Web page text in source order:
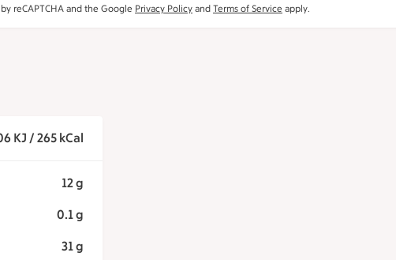
reCAPTCHA and the Google Privacy Policy and Terms of Service apply.
KJ / 265 kCal
12 g
0.1 g
31 g